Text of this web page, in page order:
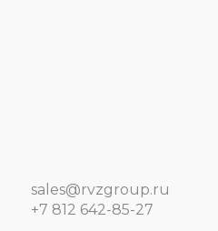
sales@rvzgroup.ru
+7 812 642-85-27